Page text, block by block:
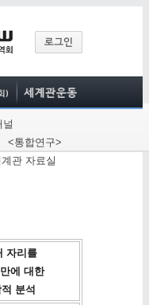
<통합연구>
관 자료실
자리를
에 대한
분석